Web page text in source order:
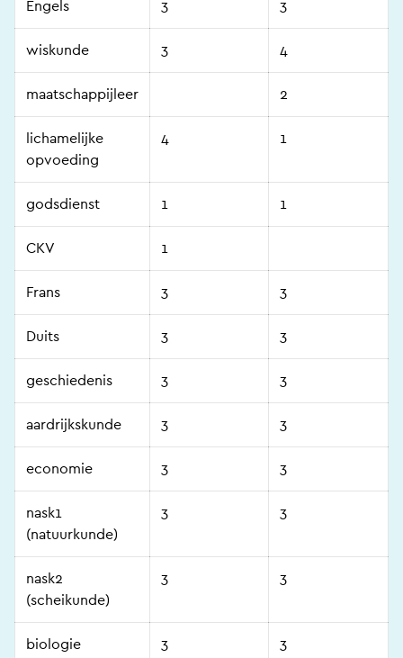
Engels 3 3
wiskunde 3 4
maatschappijleer 2
lichamelijke
opvoeding
4 1
godsdienst 1 1
CKV 1
Frans 3 3
Duits 3 3
geschiedenis 3 3
aardrijkskunde 3 3
economie 3 3
nask1
(natuurkunde)
3 3
nask2
(scheikunde)
3 3
biologie 3 3